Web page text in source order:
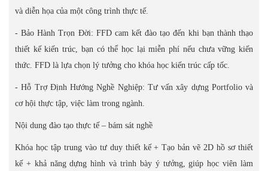
và diễn họa của một công trình thực tế.
- Bảo Hành Trọn Đời: FFD cam kết đào tạo đến khi bạn thành thạo
thiết kế kiến trúc, bạn có thể học lại miễn phí nếu chưa vững kiến
thức. FFD là lựa chọn lý tưởng cho khóa học kiến trúc cấp tốc.
- Hỗ Trợ Định Hướng Nghề Nghiệp: Tư vấn xây dựng Portfolio và
cơ hội thực tập, việc làm trong ngành.
Nội dung đào tạo thực tế – bám sát nghề
Khóa học tập trung vào tư duy thiết kế + Tạo bản vẽ 2D hồ sơ thiết
kế + khả năng dựng hình và trình bày ý tưởng, giúp học viên làm